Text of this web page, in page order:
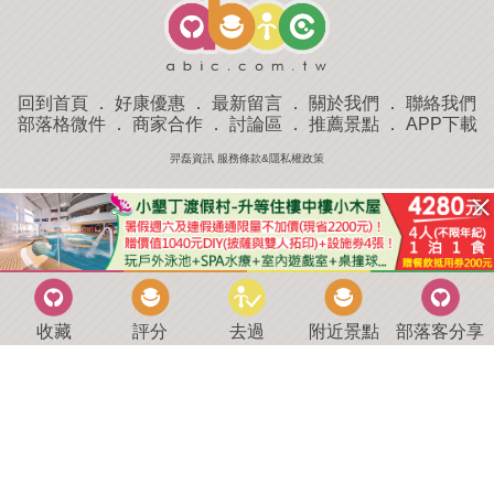
回到首頁 ． 好康優惠 ． 最新留言 ． 關於我們 ． 聯絡我們
部落格微件． 商家合作． 討論區 ． 推薦景點． APP下載
羿磊資訊 服務條款&隱私權政策
收藏 評分 去過 附近景點 部落客分享